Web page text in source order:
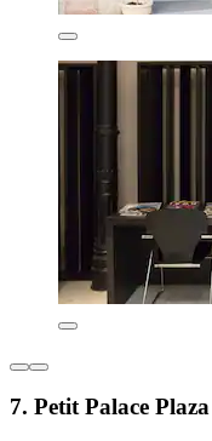
7. Petit Palace